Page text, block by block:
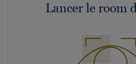
Lancer le room